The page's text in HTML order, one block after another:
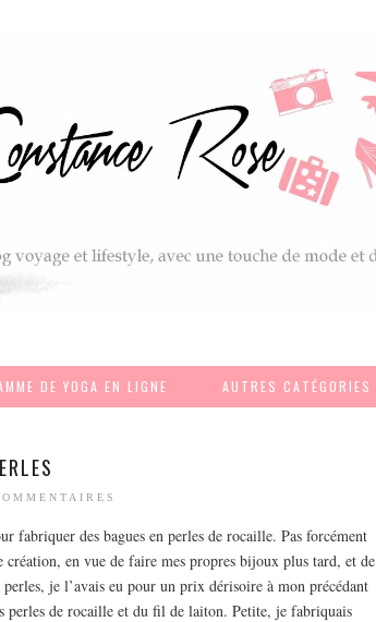
DE YOGA EN LIGNE AUTRES CATÉGORIES
fabriquer des bagues en perles de rocaille. Pas forcément
en vue de faire mes propres bijoux plus tard, et de
je l’avais eu pour un prix dérisoire à mon précédant
de rocaille et du fil de laiton. Petite, je fabriquais